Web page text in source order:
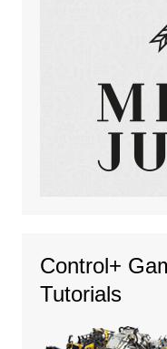
Control+
Tutorials